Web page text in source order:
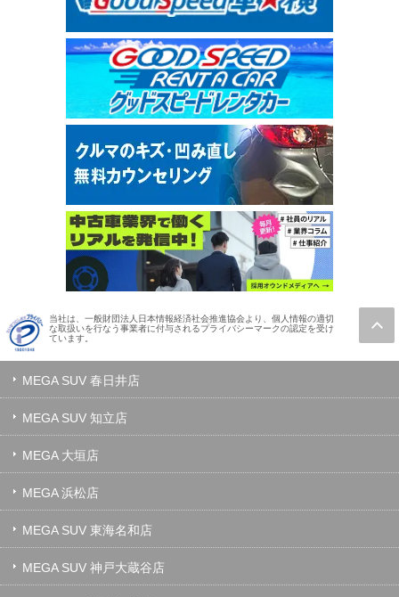
当社は、一般財団法人日本情報経済社会推進協会より、個人情報の適切
な取扱いを行なう事業者に付与されるプライバシーマークの認定を受け
ています。
MEGA SUV 春日井店
MEGA SUV 知立店
MEGA 大垣店
MEGA 浜松店
MEGA SUV 東海名和店
MEGA SUV 神戸大蔵谷店